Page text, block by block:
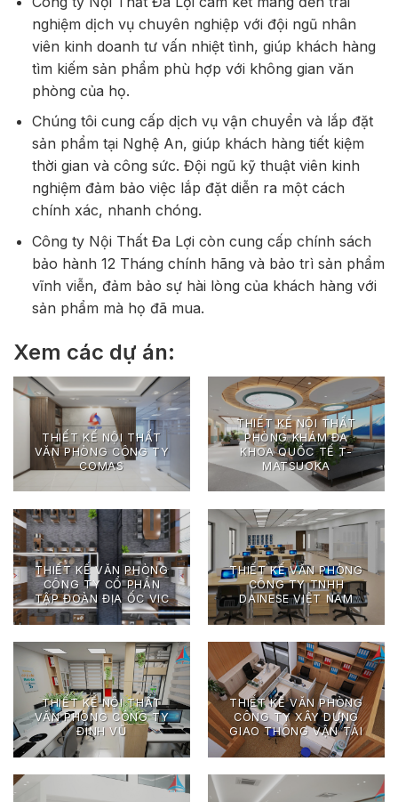
nghiệm dịch vụ chuyên nghiệp với đội ngũ nhân
viên kinh doanh tư vấn nhiệt tình, giúp khách hàng
tìm kiếm sản phẩm phù hợp với không gian văn
phòng của họ.
Chúng tôi cung cấp dịch vụ vận chuyển và lắp đặt
sản phẩm tại Nghệ An, giúp khách hàng tiết kiệm
thời gian và công sức. Đội ngũ kỹ thuật viên kinh
nghiệm đảm bảo việc lắp đặt diễn ra một cách
chính xác, nhanh chóng.
Công ty Nội Thất Đa Lợi còn cung cấp chính sách
bảo hành 12 Tháng chính hãng và bảo trì sản phẩm
vĩnh viễn, đảm bảo sự hài lòng của khách hàng với
sản phẩm mà họ đã mua.
Xem các dự án:
THIẾT KẾ NỘI THẤT
VĂN PHÒNG CÔNG TY
COMAS
THIẾT KẾ NỘI THẤT
PHÒNG KHÁM ĐA
KHOA QUỐC TẾ T-
MATSUOKA
THIẾT KẾ VĂN PHÒNG
CÔNG TY CỔ PHẨN
TẬP ĐOÀN ĐỊA ỐC VIC
THIẾT KẾ VĂN PHÒNG
CÔNG TY TNHH
DAINESE VIỆT NAM
THIẾT KẾ NỘI THẤT
VĂN PHÒNG CÔNG TY
ĐÌNH VŨ
THIẾT KẾ VĂN PHÒNG
CÔNG TY XÂY DỰNG
GIAO THÔNG VẬN TẢI